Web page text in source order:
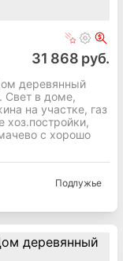
31 868 руб.
деревянный
Свет в доме,
на участке, газ
хоз.постройки,
с хорошо
Подлужье